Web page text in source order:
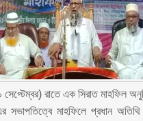
সেপ্টেম্বর) রাতে এক সিরাত মাহফিল
সভাপতিত্বে মাহফিলে প্রধান